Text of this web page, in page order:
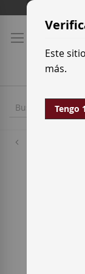
contenido
Este
más.
Tengo